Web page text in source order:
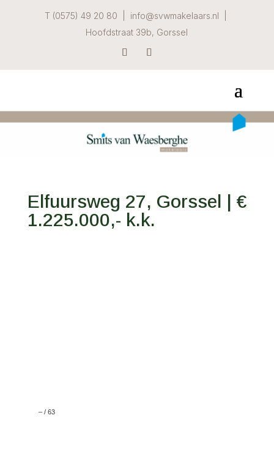
T (0575) 49 20 80 | info@svwmakelaars.nl |
Hoofdstraat 39b, Gorssel
Elfuursweg 27, Gorssel | €
1.225.000,- k.k.
–/ 63